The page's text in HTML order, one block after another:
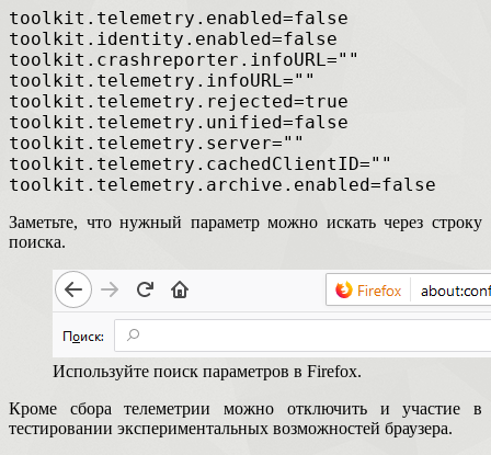
toolkit.telemetry.enabled=false
toolkit.identity.enabled=false
toolkit.crashreporter.infoURL=""
toolkit.telemetry.infoURL=""
toolkit.telemetry.rejected=true
toolkit.telemetry.unified=false
toolkit.telemetry.server=""
toolkit.telemetry.cachedClientID=""
toolkit.telemetry.archive.enabled=false
Заметьте, что нужный параметр можно искать через строку
поиска.
Используйте поиск параметров в Firefox.
Кроме сбора телеметрии можно отключить и участие в
тестировании экспериментальных возможностей браузера.